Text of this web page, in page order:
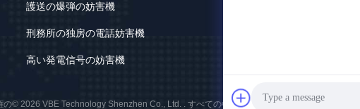
護送の爆弾の妨害機
刑務所の独房の電話妨害機
高い発電信号の妨害機
© 2026 VBE Technology Shenzhen Co., Ltd. . すべての権利 確保される。